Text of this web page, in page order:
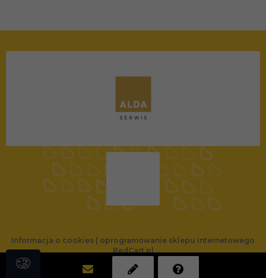
Informacja o cookies | oprogramowanie sklepu internetowego
RedCart.pl